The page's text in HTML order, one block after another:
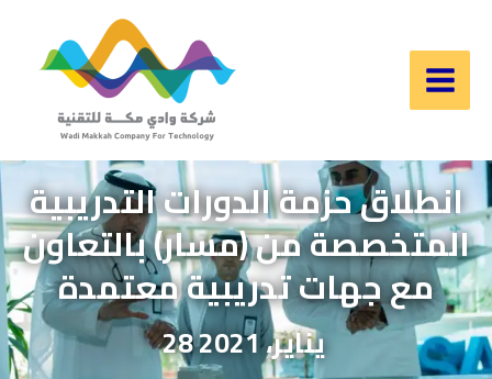
content
Main
Menu
انطلاق حزمة الدورات التدريبية
المتخصصة من (مسار) بالتعاون
مع جهات تدريبية معتمدة
28 يناير، 2021